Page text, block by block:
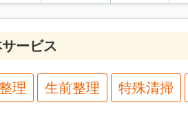
ービス
理 生前整理 特殊清掃